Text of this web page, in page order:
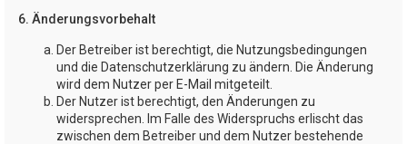
6. Änderungsvorbehalt
Der Betreiber ist berechtigt, die Nutzungsbedingungen
und die Datenschutzerklärung zu ändern. Die Änderung
wird dem Nutzer per E-Mail mitgeteilt.
Der Nutzer ist berechtigt, den Änderungen zu
widersprechen. Im Falle des Widerspruchs erlischt das
zwischen dem Betreiber und dem Nutzer bestehende